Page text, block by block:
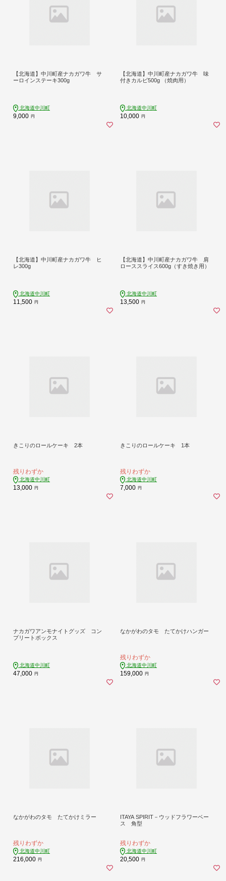
【北海道】中川町産ナカガワ牛 サ
ーロインステーキ300g
北海道中川町
9,000 円
【北海道】中川町産ナカガワ牛 味
付きカルビ500g （焼肉用）
北海道中川町
10,000 円
【北海道】中川町産ナカガワ牛 ヒ
レ300g
北海道中川町
11,500 円
【北海道】中川町産ナカガワ牛 肩
ローススライス600g（すき焼き用）
北海道中川町
13,500 円
きこりのロールケーキ 2本
残りわずか
北海道中川町
13,000 円
きこりのロールケーキ 1本
残りわずか
北海道中川町
7,000 円
ナカガワアンモナイトグッズ コン
プリートボックス
北海道中川町
47,000 円
なかがわのタモ たてかけハンガー
残りわずか
北海道中川町
159,000 円
なかがわのタモ たてかけミラー
残りわずか
北海道中川町
216,000 円
ITAYA SPIRIT－ウッドフラワーベー
ス 角型
残りわずか
北海道中川町
20,500 円